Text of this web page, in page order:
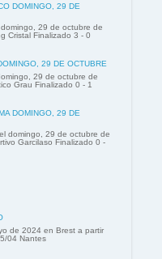
DOMINGO, 29 DE
29 de octubre de
Cristal Finalizado 3 - 0
29 DE OCTUBRE
29 de octubre de
Grau Finalizado 0 - 1
DOMINGO, 29 DE
domingo, 29 de octubre de
Garcilaso Finalizado 0 -
de 2024 en Brest a partir
04 Nantes